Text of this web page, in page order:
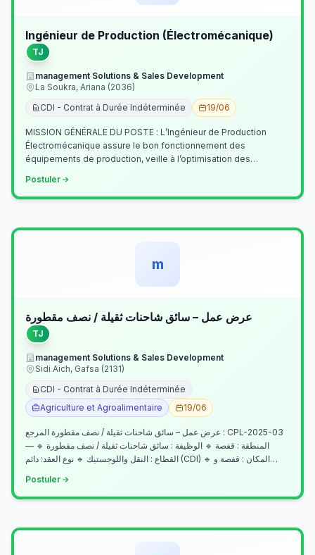
Ingénieur de Production (Électromécanique)
TJ
management Solutions & Sales Development
La Soukra, Ariana (2036)
CDI - Contrat à Durée Indéterminée
19/06
MISSION GÉNÉRALE DU POSTE : L’Ingénieur de Production
Électromécanique assure le bon fonctionnement des
équipements de production, veille à l’optimisation des
Postuler
m
عرض عمل – سائق شاحنات ثقيلة / نصف مقطورة
TJ
management Solutions & Sales Development
Sidi Aich, Gafsa (2131)
CDI - Contrat à Durée Indéterminée
Agriculture et Agroalimentaire
19/06
عرض عمل – سائق شاحنات ثقيلة / نصف مقطورة المرجع : CPL-2025-03
— المنطقة : قفصة 🔹 الوظيفة : سائق شاحنات ثقيلة / نصف مقطورة 🔹
القطاع : النقل واللوجستيك 🔹 نوع العقد: دائم (CDI) 🔹 المكان : قفصة و…
Postuler